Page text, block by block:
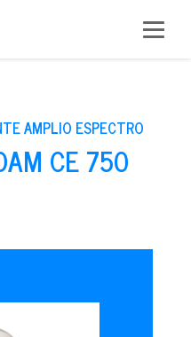
AMPLIO ESPECTRO
CE 750